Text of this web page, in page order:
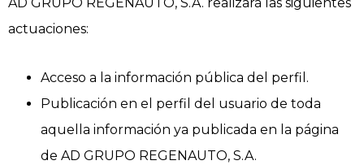
actuaciones:
Acceso a la información pública del perfil.
Publicación en el perfil del usuario de toda
aquella información ya publicada en la página
de AD GRUPO REGENAUTO, S.A.